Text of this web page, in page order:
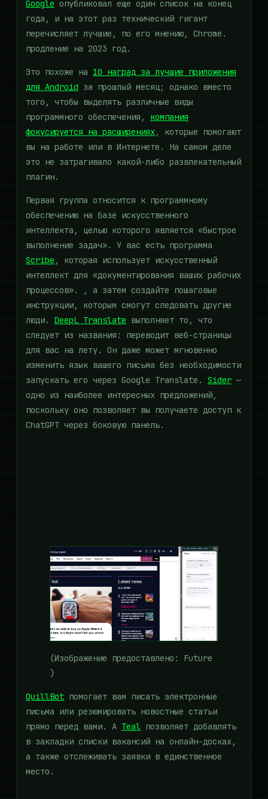
Google опубликовал еще один список на конец
года, и на этот раз технический гигант
перечисляет лучшие, по его мнению, Chrome.
продление на 2023 год.
Это похоже на 10 наград за лучшие приложения
для Android за прошлый месяц; однако вместо
того, чтобы выделять различные виды
программного обеспечения, компания
фокусируется на расширениях, которые помогают
вы на работе или в Интернете. На самом деле
это не затрагивало какой-либо развлекательный
плагин.
Первая группа относится к программному
обеспечению на базе искусственного
интеллекта, целью которого является «быстрое
выполнение задач». У вас есть программа
Scribe , которая использует искусственный
интеллект для «документирования ваших рабочих
процессов». , а затем создайте пошаговые
инструкции, которым смогут следовать другие
люди. DeepL Translate выполняет то, что
следует из названия: переводит веб-страницы
для вас на лету. Он даже может мгновенно
изменить язык вашего письма без необходимости
запускать его через Google Translate. Sider —
одно из наиболее интересных предложений,
поскольку оно позволяет вы получаете доступ к
ChatGPT через боковую панель.
(Изображение предоставлено: Future
)
QuillBot помогает вам писать электронные
письма или резюмировать новостные статьи
прямо перед вами. А Teal позволяет добавлять
в закладки списки вакансий на онлайн-досках,
а также отслеживать заявки в единственное
место.